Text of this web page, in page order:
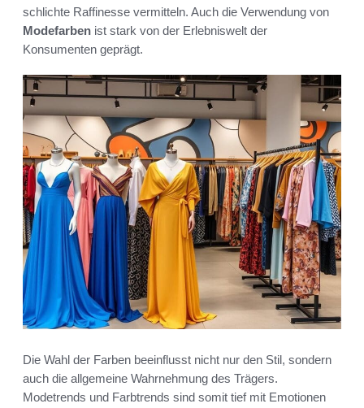
schlichte Raffinesse vermitteln. Auch die Verwendung von
Modefarben ist stark von der Erlebniswelt der
Konsumenten geprägt.
Die Wahl der Farben beeinflusst nicht nur den Stil, sondern
auch die allgemeine Wahrnehmung des Trägers.
Modetrends und Farbtrends sind somit tief mit Emotionen